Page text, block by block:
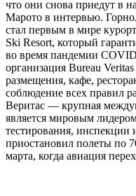
что они снова приедут в
Марото в интервью.
стал первым в мире
Ski Resort, который
во время пандемии
организация Bureau
размещения, кафе,
соблюдение всех правил
Веритас — крупная
является мировым
тестирования, инспекции
приостановил полеты по
марта, когда авиация